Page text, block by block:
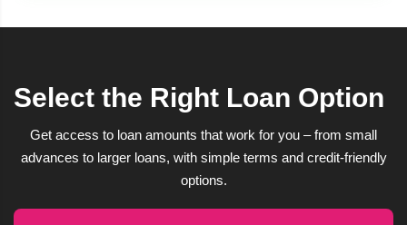
Select the Right Loan Option
Get access to loan amounts that work for you – from small
advances to larger loans, with simple terms and credit-friendly
options.